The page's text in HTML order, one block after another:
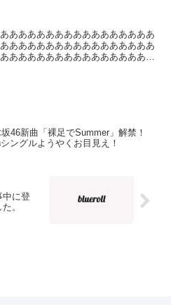
ああああああああああああああああ
ああああああああああああああああ
ああああああああああああああああ
坂46新曲「裸足でSummer」解禁！
ングルようやくお目見え！
中に登
。